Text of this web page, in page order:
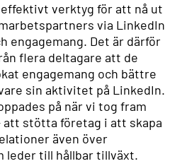
verktyg för att nå ut
via LinkedIn
engagemang. Det är därför
flera deltagare att de
engagemang och bättre
sin aktivitet på LinkedIn.
på när vi tog fram
att stötta företag i att skapa
även över
leder till hållbar tillväxt.